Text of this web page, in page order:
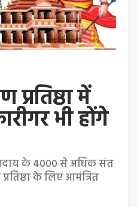
प्रतिष्ठा में
भी होंगे
के 4000 से अधिक संत
के लिए आमंत्रित